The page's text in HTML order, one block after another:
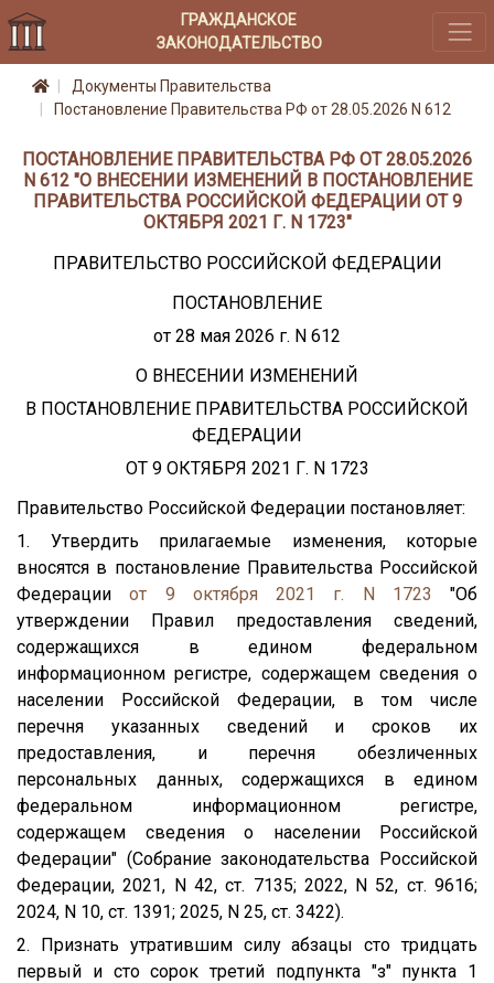
ГРАЖДАНСКОЕ
ЗАКОНОДАТЕЛЬСТВО
Документы Правительства
Постановление Правительства РФ от 28.05.2026 N 612
ПОСТАНОВЛЕНИЕ ПРАВИТЕЛЬСТВА РФ ОТ 28.05.2026
N 612 "О ВНЕСЕНИИ ИЗМЕНЕНИЙ В ПОСТАНОВЛЕНИЕ
ПРАВИТЕЛЬСТВА РОССИЙСКОЙ ФЕДЕРАЦИИ ОТ 9
ОКТЯБРЯ 2021 Г. N 1723"
ПРАВИТЕЛЬСТВО РОССИЙСКОЙ ФЕДЕРАЦИИ
ПОСТАНОВЛЕНИЕ
от 28 мая 2026 г. N 612
О ВНЕСЕНИИ ИЗМЕНЕНИЙ
В ПОСТАНОВЛЕНИЕ ПРАВИТЕЛЬСТВА РОССИЙСКОЙ
ФЕДЕРАЦИИ
ОТ 9 ОКТЯБРЯ 2021 Г. N 1723
Правительство Российской Федерации постановляет:
1. Утвердить прилагаемые изменения, которые
вносятся в постановление Правительства Российской
Федерацииот 9 октября 2021 г. N 1723 "Об
утверждении Правил предоставления сведений,
содержащихся в едином федеральном
информационном регистре, содержащем сведения о
населении Российской Федерации, в том числе
перечня указанных сведений и сроков их
предоставления, и перечня обезличенных
персональных данных, содержащихся в едином
федеральном информационном регистре,
содержащем сведения о населении Российской
Федерации" (Собрание законодательства Российской
Федерации, 2021, N 42, ст. 7135; 2022, N 52, ст. 9616;
2024, N 10, ст. 1391; 2025, N 25, ст. 3422).
2. Признать утратившим силу абзацы сто тридцать
первый и сто сорок третий подпункта "з" пункта 1